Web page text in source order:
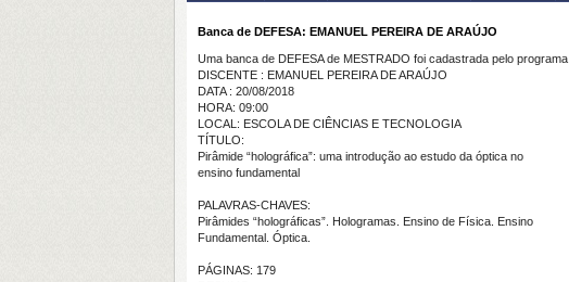
Banca de DEFESA: EMANUEL PEREIRA DE ARAÚJO
Uma banca de DEFESA de MESTRADO foi cadastrada pelo programa.
DISCENTE : EMANUEL PEREIRA DE ARAÚJO
DATA : 20/08/2018
HORA: 09:00
LOCAL: ESCOLA DE CIÊNCIAS E TECNOLOGIA
TÍTULO:
Pirâmide “holográfica”: uma introdução ao estudo da óptica no
ensino fundamental
PALAVRAS-CHAVES:
Pirâmides “holográficas”. Hologramas. Ensino de Física. Ensino
Fundamental. Óptica.
PÁGINAS: 179